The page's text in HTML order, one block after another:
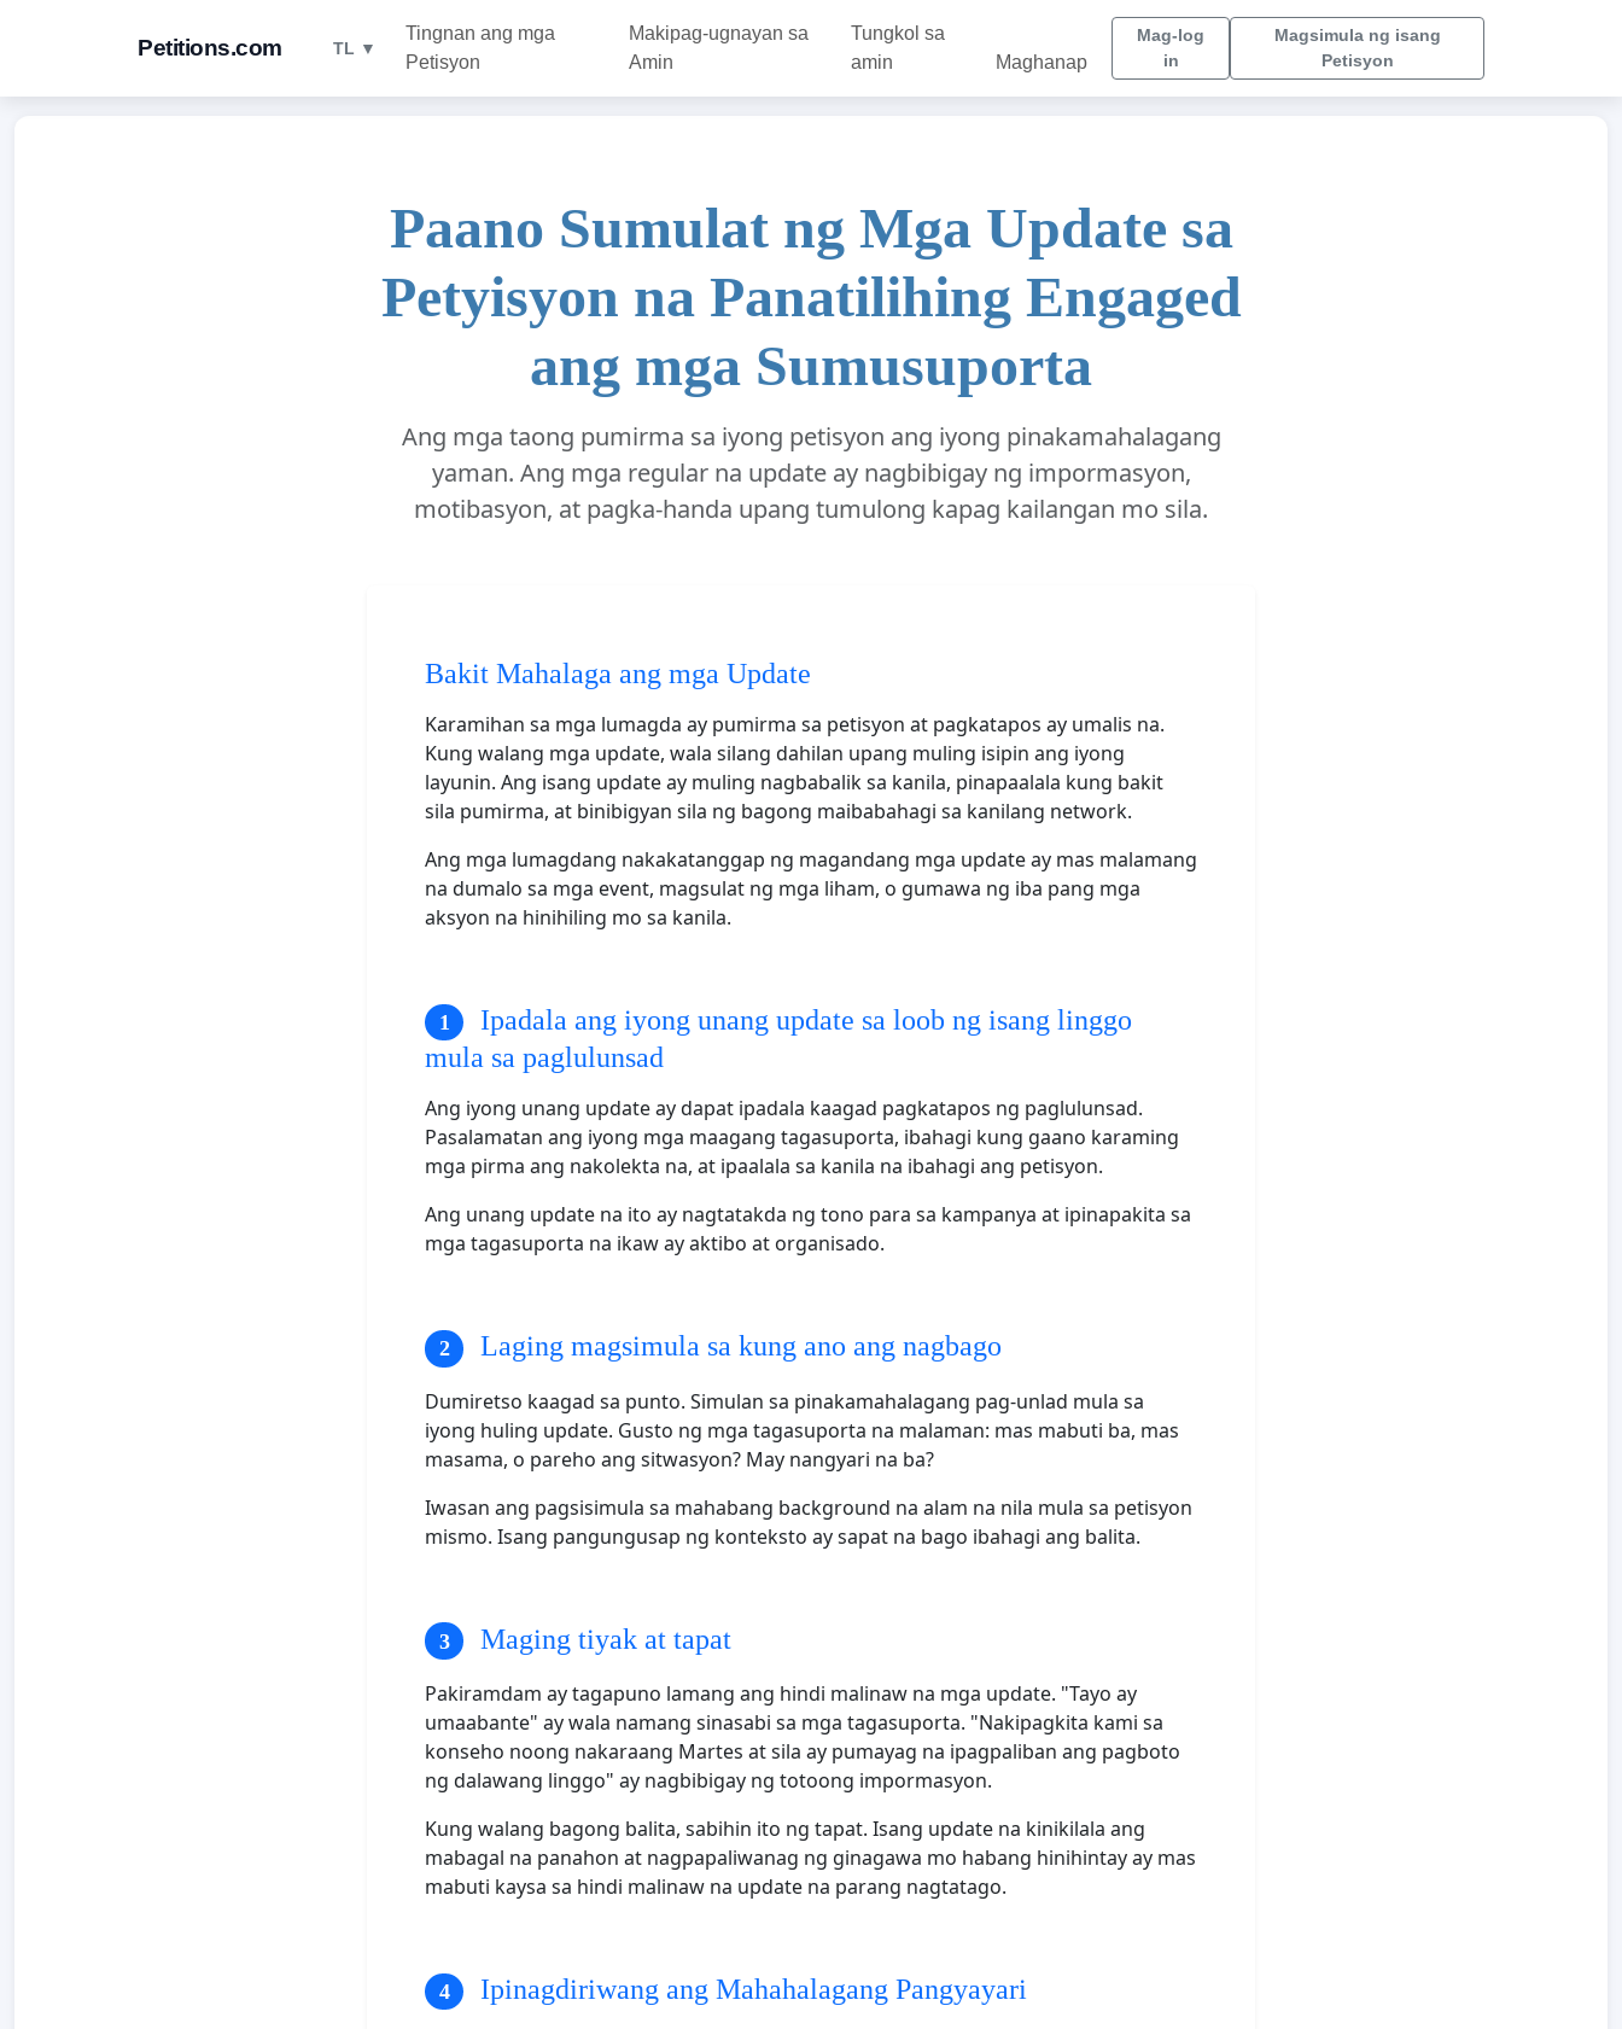
Petitions.com TL ▼
Tingnan ang mga
Petisyon
Makipag-ugnayan sa
Amin
Tungkol sa
amin
Maghanap
Mag-log
in
Magsimula ng isang
Petisyon
Paano Sumulat ng Mga Update sa
Petyisyon na Panatilihing Engaged
ang mga Sumusuporta
Ang mga taong pumirma sa iyong petisyon ang iyong pinakamahalagang
yaman. Ang mga regular na update ay nagbibigay ng impormasyon,
motibasyon, at pagka-handa upang tumulong kapag kailangan mo sila.
Bakit Mahalaga ang mga Update
Karamihan sa mga lumagda ay pumirma sa petisyon at pagkatapos ay umalis na.
Kung walang mga update, wala silang dahilan upang muling isipin ang iyong
layunin. Ang isang update ay muling nagbabalik sa kanila, pinapaalala kung bakit
sila pumirma, at binibigyan sila ng bagong maibabahagi sa kanilang network.
Ang mga lumagdang nakakatanggap ng magandang mga update ay mas malamang
na dumalo sa mga event, magsulat ng mga liham, o gumawa ng iba pang mga
aksyon na hinihiling mo sa kanila.
Ipadala ang iyong unang update sa loob ng isang linggo
mula sa paglulunsad
Ang iyong unang update ay dapat ipadala kaagad pagkatapos ng paglulunsad.
Pasalamatan ang iyong mga maagang tagasuporta, ibahagi kung gaano karaming
mga pirma ang nakolekta na, at ipaalala sa kanila na ibahagi ang petisyon.
Ang unang update na ito ay nagtatakda ng tono para sa kampanya at ipinapakita sa
mga tagasuporta na ikaw ay aktibo at organisado.
Laging magsimula sa kung ano ang nagbago
Dumiretso kaagad sa punto. Simulan sa pinakamahalagang pag-unlad mula sa
iyong huling update. Gusto ng mga tagasuporta na malaman: mas mabuti ba, mas
masama, o pareho ang sitwasyon? May nangyari na ba?
Iwasan ang pagsisimula sa mahabang background na alam na nila mula sa petisyon
mismo. Isang pangungusap ng konteksto ay sapat na bago ibahagi ang balita.
Maging tiyak at tapat
Pakiramdam ay tagapuno lamang ang hindi malinaw na mga update. "Tayo ay
umaabante" ay wala namang sinasabi sa mga tagasuporta. "Nakipagkita kami sa
konseho noong nakaraang Martes at sila ay pumayag na ipagpaliban ang pagboto
ng dalawang linggo" ay nagbibigay ng totoong impormasyon.
Kung walang bagong balita, sabihin ito ng tapat. Isang update na kinikilala ang
mabagal na panahon at nagpapaliwanag ng ginagawa mo habang hinihintay ay mas
mabuti kaysa sa hindi malinaw na update na parang nagtatago.
Ipinagdiriwang ang Mahahalagang Pangyayari